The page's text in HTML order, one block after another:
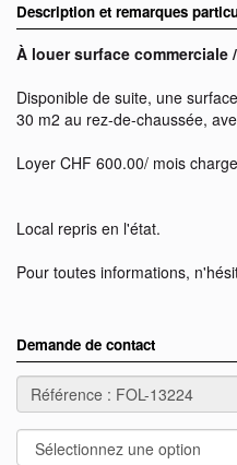
Description et remarques
À louer surface commerciale
Disponible de suite, une
30 m2 au rez-de-chaussée,
Loyer CHF 600.00/ mois
Local repris en l'état.
Pour toutes informations,
Demande de contact